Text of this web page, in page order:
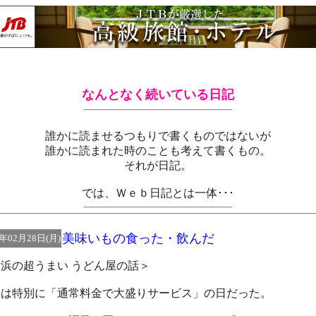
なんとなく続いている日記
誰かに読ませるつもりで書くものではないが
誰かに読まれた時のことも考えて書くもの。
それが日記。
では、Ｗｅｂ日記とは一体･･･
02月28日(月) 美味いもの食った・飲んだ
浜の超うまい うどん屋の話＞
特別に「通常料金で大盛りサービス」の日だった。